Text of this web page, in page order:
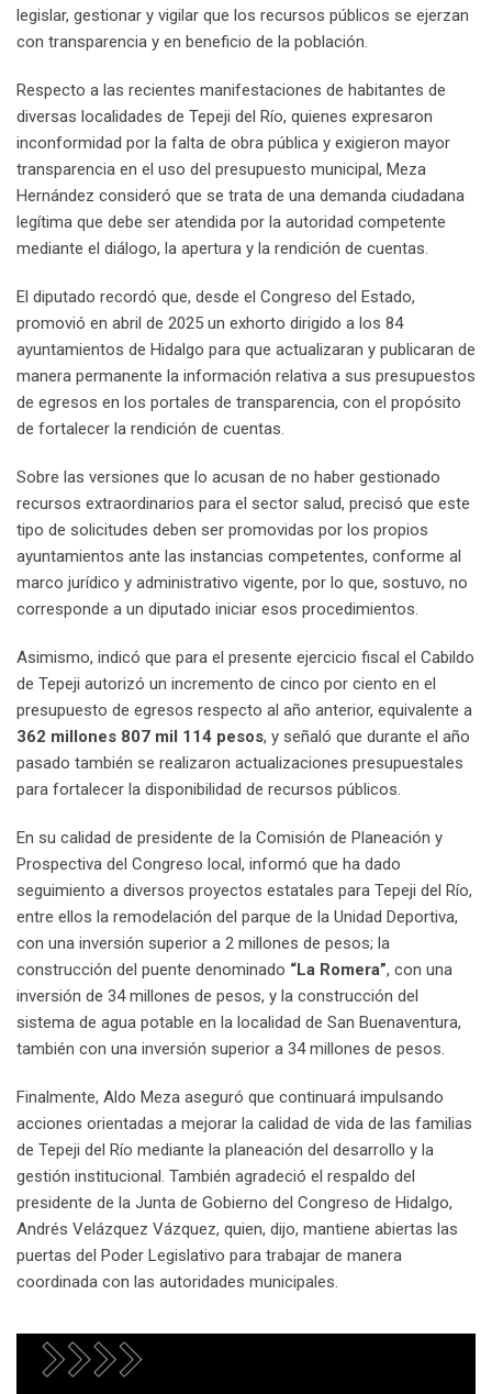
legislar, gestionar y vigilar que los recursos públicos se ejerzan
con transparencia y en beneficio de la población.
Respecto a las recientes manifestaciones de habitantes de
diversas localidades de Tepeji del Río, quienes expresaron
inconformidad por la falta de obra pública y exigieron mayor
transparencia en el uso del presupuesto municipal, Meza
Hernández consideró que se trata de una demanda ciudadana
legítima que debe ser atendida por la autoridad competente
mediante el diálogo, la apertura y la rendición de cuentas.
El diputado recordó que, desde el Congreso del Estado,
promovió en abril de 2025 un exhorto dirigido a los 84
ayuntamientos de Hidalgo para que actualizaran y publicaran de
manera permanente la información relativa a sus presupuestos
de egresos en los portales de transparencia, con el propósito
de fortalecer la rendición de cuentas.
Sobre las versiones que lo acusan de no haber gestionado
recursos extraordinarios para el sector salud, precisó que este
tipo de solicitudes deben ser promovidas por los propios
ayuntamientos ante las instancias competentes, conforme al
marco jurídico y administrativo vigente, por lo que, sostuvo, no
corresponde a un diputado iniciar esos procedimientos.
Asimismo, indicó que para el presente ejercicio fiscal el Cabildo
de Tepeji autorizó un incremento de cinco por ciento en el
presupuesto de egresos respecto al año anterior, equivalente a
362 millones 807 mil 114 pesos, y señaló que durante el año
pasado también se realizaron actualizaciones presupuestales
para fortalecer la disponibilidad de recursos públicos.
En su calidad de presidente de la Comisión de Planeación y
Prospectiva del Congreso local, informó que ha dado
seguimiento a diversos proyectos estatales para Tepeji del Río,
entre ellos la remodelación del parque de la Unidad Deportiva,
con una inversión superior a 2 millones de pesos; la
construcción del puente denominado “La Romera”, con una
inversión de 34 millones de pesos, y la construcción del
sistema de agua potable en la localidad de San Buenaventura,
también con una inversión superior a 34 millones de pesos.
Finalmente, Aldo Meza aseguró que continuará impulsando
acciones orientadas a mejorar la calidad de vida de las familias
de Tepeji del Río mediante la planeación del desarrollo y la
gestión institucional. También agradeció el respaldo del
presidente de la Junta de Gobierno del Congreso de Hidalgo,
Andrés Velázquez Vázquez, quien, dijo, mantiene abiertas las
puertas del Poder Legislativo para trabajar de manera
coordinada con las autoridades municipales.